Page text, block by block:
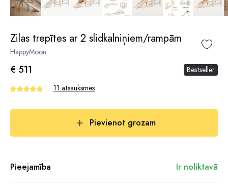
Zilas trepītes ar 2 slidkalniņiem/rampām
HappyMoon
€ 511
Bestseller
11 atsauksmes
Pievienot grozam
Pieejamība Ir noliktavā